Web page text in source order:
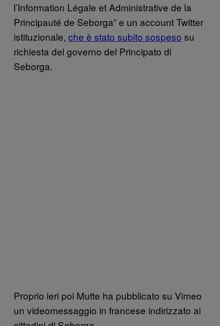
l’Information Légale et Administrative de la
Principauté de Seborga” e un account Twitter
istituzionale, che è stato subito sospeso su
richiesta del governo del Principato di
Seborga.
Proprio ieri poi Mutte ha pubblicato su Vimeo
un videomessaggio in francese indirizzato ai